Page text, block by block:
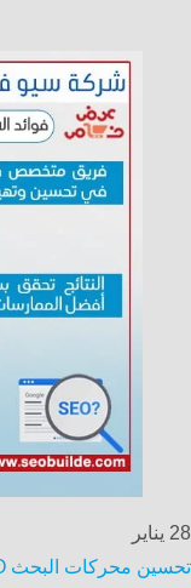
28 يناير